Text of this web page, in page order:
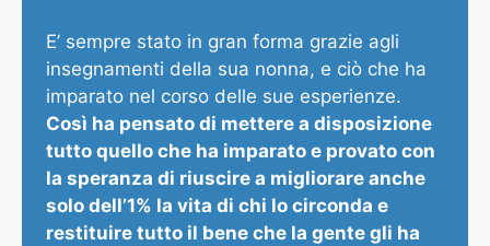
E’ sempre stato in gran forma grazie agli
insegnamenti della sua nonna, e ciò che ha
imparato nel corso delle sue esperienze.
Così ha pensato di mettere a disposizione
tutto quello che ha imparato e provato con
la speranza di riuscire a migliorare anche
solo dell’1% la vita di chi lo circonda e
restituire tutto il bene che la gente gli ha